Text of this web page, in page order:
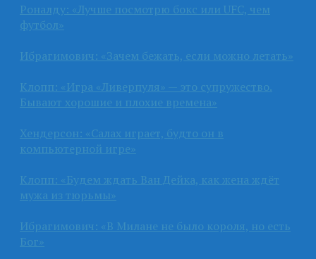
Роналду: «Лучше посмотрю бокс или UFC, чем
футбол»
Ибрагимович: «Зачем бежать, если можно летать»
Клопп: «Игра «Ливерпуля» — это супружество.
Бывают хорошие и плохие времена»
Хендерсон: «Салах играет, будто он в
компьютерной игре»
Клопп: «Будем ждать Ван Дейка, как жена ждёт
мужа из тюрьмы»
Ибрагимович: «В Милане не было короля, но есть
Бог»